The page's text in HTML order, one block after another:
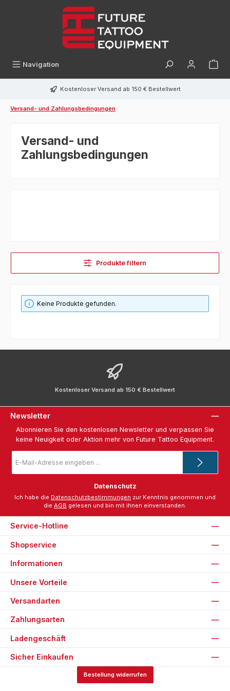
Navigation
Kostenloser Versand ab 150 € Bestellwert
Versand- und Zahlungsbedingungen
Versand- und
Zahlungsbedingungen
Produkte filtern
Keine Produkte gefunden.
Kostenloser Versand ab 150 € Bestellwert
Newsletter
Abonnieren Sie den kostenlosen Newsletter und verpassen Sie
keine Neuigkeit oder Aktion mehr von Future Tattoo Equipment.
Mail-
*
Datenschutz
Ich habe die Datenschutzbestimmungen zur Kenntnis genommen und
die AGB gelesen und bin mit ihnen einverstanden.
Service-Hotline
Shopservice
Informationen
Unsere Vorteile
Versandarten
Zahlungsarten
Ladengeschäft
Sicher Einkaufen
Bestellung widerrufen